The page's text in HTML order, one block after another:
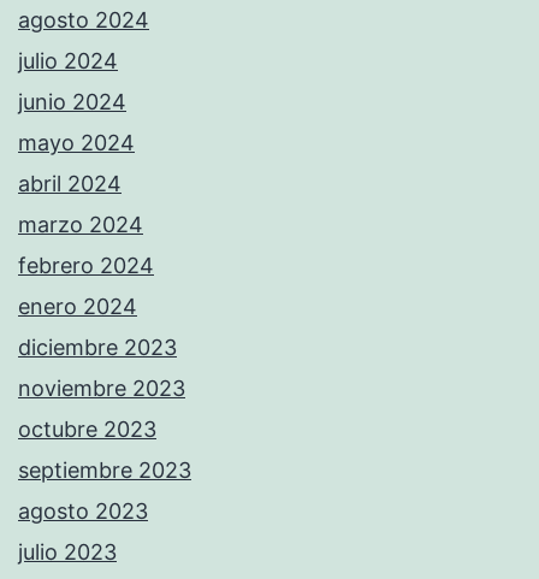
agosto 2024
julio 2024
junio 2024
mayo 2024
abril 2024
marzo 2024
febrero 2024
enero 2024
diciembre 2023
noviembre 2023
octubre 2023
septiembre 2023
agosto 2023
julio 2023